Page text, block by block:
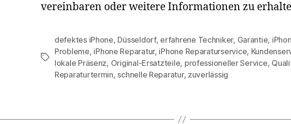
vereinbaren oder weitere Informationen zu
Schlagwörter
defektes iPhone, Düsseldorf, erfahrene Techniker, Garantie,
Probleme, iPhone Reparatur, iPhone Reparaturservice,
lokale Präsenz, Original-Ersatzteile, professioneller Service,
Reparaturtermin, schnelle Reparatur, zuverlässig